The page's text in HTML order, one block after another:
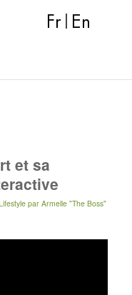
Fr En
et sa
par Armelle "The Boss"